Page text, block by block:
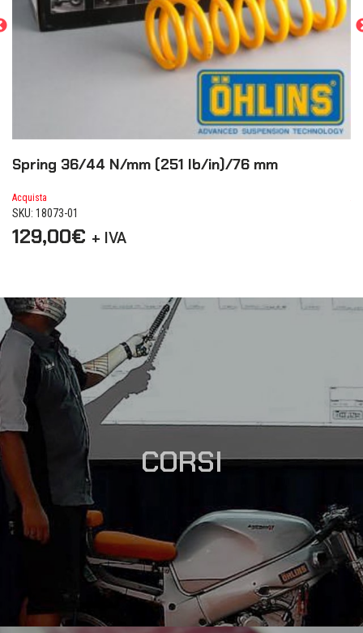
Spring 36/44 N/mm (251 lb/in)/76 mm
Acquista
SKU: 18073-01
129,00€ + IVA
CORSI